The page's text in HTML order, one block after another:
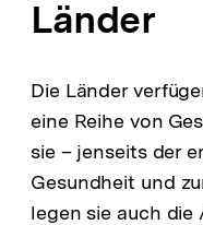
Länder
Die Länder
eine Reihe von
sie – jenseits der
Gesundheit und
legen sie auch die